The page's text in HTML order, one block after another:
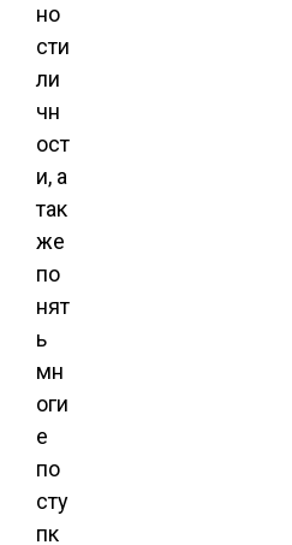
но
сти
ли
чн
ост
и, а
так
же
по
нят
ь
мн
оги
е
по
сту
пк